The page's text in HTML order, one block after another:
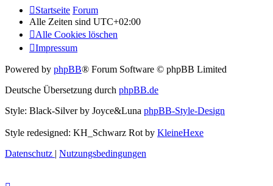
Startseite Forum
Alle Zeiten sind UTC+02:00
Alle Cookies löschen
Impressum
Powered by phpBB® Forum Software © phpBB Limited
Deutsche Übersetzung durch phpBB.de
Style: Black-Silver by Joyce&Luna phpBB-Style-Design
Style redesigned: KH_Schwarz Rot by KleineHexe
Datenschutz | Nutzungsbedingungen